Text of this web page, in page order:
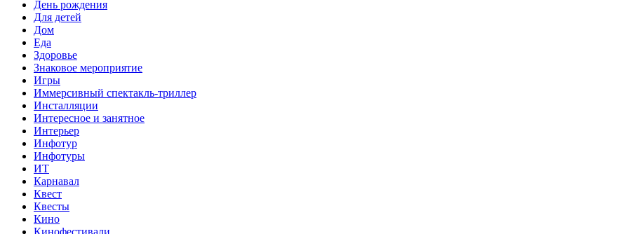
День рождения
Для детей
Дом
Еда
Здоровье
Знаковое мероприятие
Игры
Иммерсивный спектакль-триллер
Инсталляции
Интересное и занятное
Интерьер
Инфотур
Инфотуры
ИТ
Карнавал
Квест
Квесты
Кино
Кинофестивали